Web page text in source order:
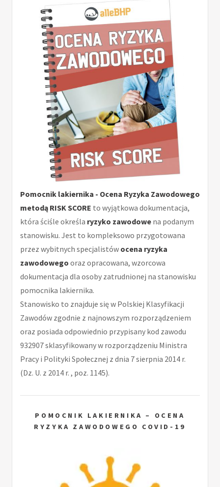
Pomocnik lakiernika - Ocena Ryzyka Zawodowego
metodą RISK SCORE to wyjątkowa dokumentacja,
która ściśle określa ryzyko zawodowe na podanym
stanowisku. Jest to kompleksowo przygotowana
przez wybitnych specjalistów ocena ryzyka
zawodowego oraz opracowana, wzorcowa
dokumentacja dla osoby zatrudnionej na stanowisku
pomocnika lakiernika.
Stanowisko to znajduje się w Polskiej Klasyfikacji
Zawodów zgodnie z najnowszym rozporządzeniem
oraz posiada odpowiednio przypisany kod zawodu
932907 sklasyfikowany w rozporządzeniu Ministra
Pracy i Polityki Społecznej z dnia 7 sierpnia 2014 r.
(Dz. U. z 2014 r. , poz. 1145).
POMOCNIK LAKIERNIKA – OCENA
RYZYKA ZAWODOWEGO COVID-19